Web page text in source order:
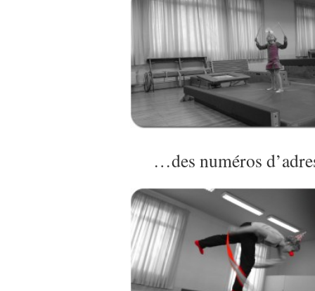
…des numéros